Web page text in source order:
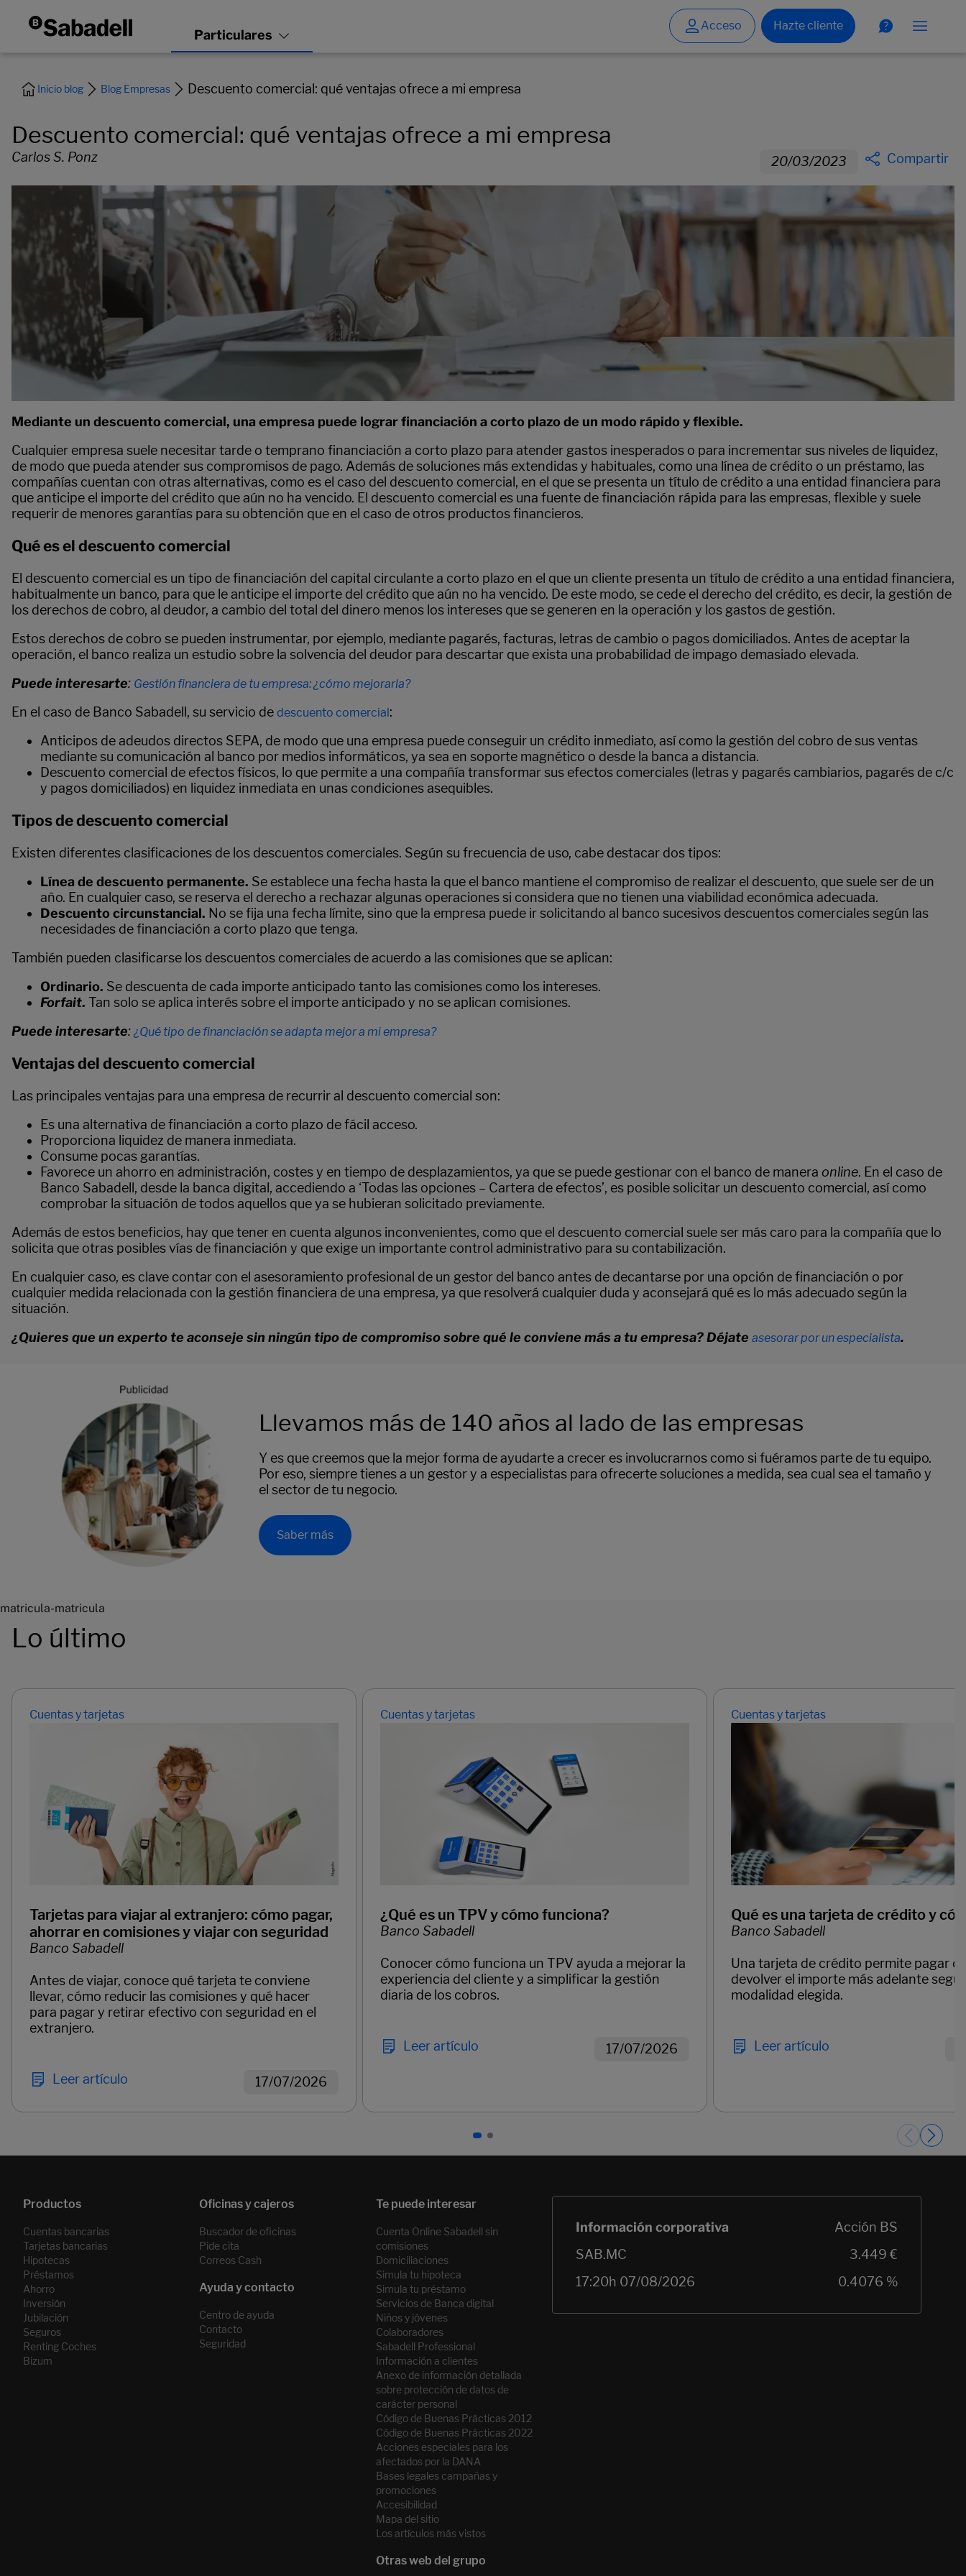
Inicio blog Blog Empresas Descuento comercial: qué ventajas ofrece a mi empresa
Descuento comercial: qué ventajas ofrece a mi empresa
Carlos S. Ponz 20/03/2023 Compartir
Mediante un descuento comercial, una empresa puede lograr financiación a corto plazo de un modo rápido y flexible.
Cualquier empresa suele necesitar tarde o temprano financiación a corto plazo para atender gastos inesperados o para incrementar sus niveles de liquidez,
de modo que pueda atender sus compromisos de pago. Además de soluciones más extendidas y habituales, como una línea de crédito o un préstamo, las
compañías cuentan con otras alternativas, como es el caso del descuento comercial, en el que se presenta un título de crédito a una entidad financiera para
que anticipe el importe del crédito que aún no ha vencido. El descuento comercial es una fuente de financiación rápida para las empresas, flexible y suele
requerir de menores garantías para su obtención que en el caso de otros productos financieros.
Qué es el descuento comercial
El descuento comercial es un tipo de financiación del capital circulante a corto plazo en el que un cliente presenta un título de crédito a una entidad financiera,
habitualmente un banco, para que le anticipe el importe del crédito que aún no ha vencido. De este modo, se cede el derecho del crédito, es decir, la gestión de
los derechos de cobro, al deudor, a cambio del total del dinero menos los intereses que se generen en la operación y los gastos de gestión.
Estos derechos de cobro se pueden instrumentar, por ejemplo, mediante pagarés, facturas, letras de cambio o pagos domiciliados. Antes de aceptar la
operación, el banco realiza un estudio sobre la solvencia del deudor para descartar que exista una probabilidad de impago demasiado elevada.
Puede interesarte: Gestión financiera de tu empresa: ¿cómo mejorarla?
En el caso de Banco Sabadell, su servicio de descuento comercial:
Anticipos de adeudos directos SEPA, de modo que una empresa puede conseguir un crédito inmediato, así como la gestión del cobro de sus ventas
mediante su comunicación al banco por medios informáticos, ya sea en soporte magnético o desde la banca a distancia.
Descuento comercial de efectos físicos, lo que permite a una compañía transformar sus efectos comerciales (letras y pagarés cambiarios, pagarés de c/c
y pagos domiciliados) en liquidez inmediata en unas condiciones asequibles.
Tipos de descuento comercial
Existen diferentes clasificaciones de los descuentos comerciales. Según su frecuencia de uso, cabe destacar dos tipos:
Línea de descuento permanente. Se establece una fecha hasta la que el banco mantiene el compromiso de realizar el descuento, que suele ser de un
año. En cualquier caso, se reserva el derecho a rechazar algunas operaciones si considera que no tienen una viabilidad económica adecuada.
Descuento circunstancial. No se fija una fecha límite, sino que la empresa puede ir solicitando al banco sucesivos descuentos comerciales según las
necesidades de financiación a corto plazo que tenga.
También pueden clasificarse los descuentos comerciales de acuerdo a las comisiones que se aplican:
Ordinario. Se descuenta de cada importe anticipado tanto las comisiones como los intereses.
Forfait. Tan solo se aplica interés sobre el importe anticipado y no se aplican comisiones.
Puede interesarte: ¿Qué tipo de financiación se adapta mejor a mi empresa?
Ventajas del descuento comercial
Las principales ventajas para una empresa de recurrir al descuento comercial son:
Es una alternativa de financiación a corto plazo de fácil acceso.
Proporciona liquidez de manera inmediata.
Consume pocas garantías.
Favorece un ahorro en administración, costes y en tiempo de desplazamientos, ya que se puede gestionar con el banco de manera online. En el caso de
Banco Sabadell, desde la banca digital, accediendo a ‘Todas las opciones – Cartera de efectos’, es posible solicitar un descuento comercial, así como
comprobar la situación de todos aquellos que ya se hubieran solicitado previamente.
Además de estos beneficios, hay que tener en cuenta algunos inconvenientes, como que el descuento comercial suele ser más caro para la compañía que lo
solicita que otras posibles vías de financiación y que exige un importante control administrativo para su contabilización.
En cualquier caso, es clave contar con el asesoramiento profesional de un gestor del banco antes de decantarse por una opción de financiación o por
cualquier medida relacionada con la gestión financiera de una empresa, ya que resolverá cualquier duda y aconsejará qué es lo más adecuado según la
situación.
¿Quieres que un experto te aconseje sin ningún tipo de compromiso sobre qué le conviene más a tu empresa? Déjate asesorar por un especialista.
Llevamos más de 140 años al lado de las empresas
Y es que creemos que la mejor forma de ayudarte a crecer es involucrarnos como si fuéramos parte de tu equipo.
Por eso, siempre tienes a un gestor y a especialistas para ofrecerte soluciones a medida, sea cual sea el tamaño y
el sector de tu negocio.
Saber más
matricula-matricula
Lo último
Cuentas y tarjetas
Tarjetas para viajar al extranjero: cómo pagar,
ahorrar en comisiones y viajar con seguridad
Banco Sabadell
Antes de viajar, conoce qué tarjeta te conviene
llevar, cómo reducir las comisiones y qué hacer
para pagar y retirar efectivo con seguridad en el
extranjero.
Leer artículo 17/07/2026
Cuentas y tarjetas
¿Qué es un TPV y cómo funciona?
Banco Sabadell
Conocer cómo funciona un TPV ayuda a mejorar la
experiencia del cliente y a simplificar la gestión
diaria de los cobros.
Leer artículo 17/07/2026
Cuentas y tarjetas
Qué es una tarjeta de crédito y
Banco Sabadell
Una tarjeta de crédito permite pagar
devolver el importe más adelante
modalidad elegida.
Leer artículo
Cuentas bancarias
Tarjetas bancarias
Hipotecas
Préstamos
Ahorro
Inversión
Jubilación
Seguros
Renting Coches
Bizum
Buscador de oficinas
Pide cita
Correos Cash
Centro de ayuda
Contacto
Seguridad
Cuenta Online Sabadell sin
comisiones
Domiciliaciones
Simula tu hipoteca
Simula tu préstamo
Servicios de Banca digital
Niños y jóvenes
Colaboradores
Sabadell Professional
Información a clientes
Anexo de información detallada
sobre protección de datos de
carácter personal
Código de Buenas Prácticas 2012
Código de Buenas Prácticas 2022
Acciones especiales para los
afectados por la DANA
Bases legales campañas y
promociones
Accesibilidad
Mapa del sitio
Los artículos más vistos